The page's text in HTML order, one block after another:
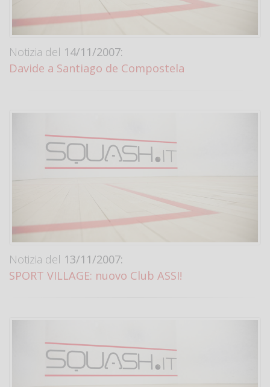
Notizia del 14/11/2007:
Davide a Santiago de Compostela
Notizia del 13/11/2007:
SPORT VILLAGE: nuovo Club ASSI!